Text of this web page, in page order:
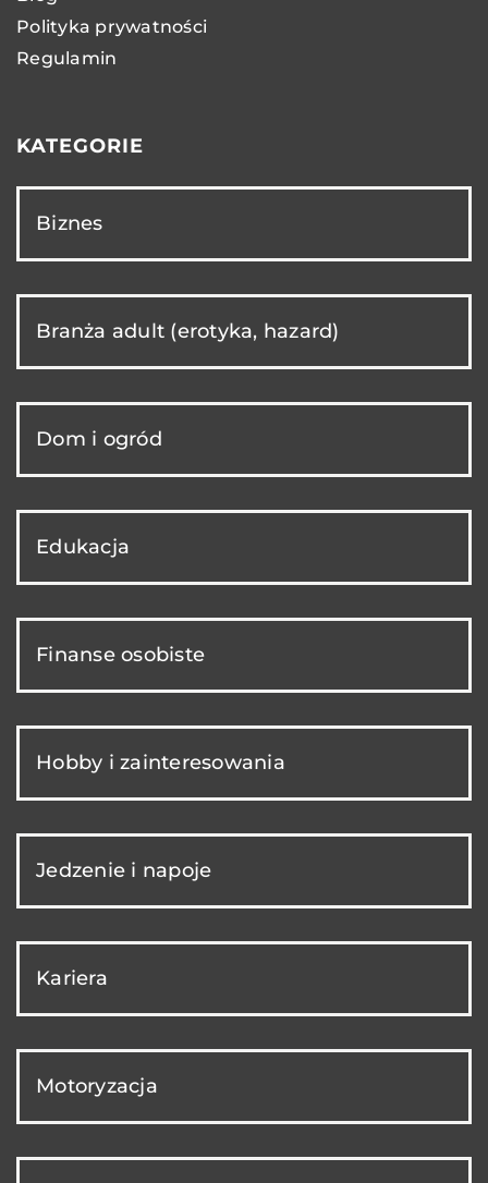
Polityka prywatności
Regulamin
KATEGORIE
Biznes
Branża adult (erotyka, hazard)
Dom i ogród
Edukacja
Finanse osobiste
Hobby i zainteresowania
Jedzenie i napoje
Kariera
Motoryzacja